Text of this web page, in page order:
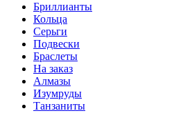
Бриллианты
Кольца
Серьги
Подвески
Браслеты
На заказ
Алмазы
Изумруды
Танзаниты